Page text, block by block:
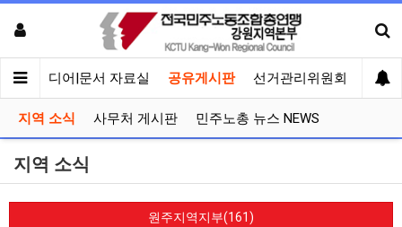
견 미디어|문서 자료실 공유게시판 선거관리위원회
지역 소식 사무처 게시판 민주노총 뉴스 NEWS
지역 소식
원주지역지부(161)